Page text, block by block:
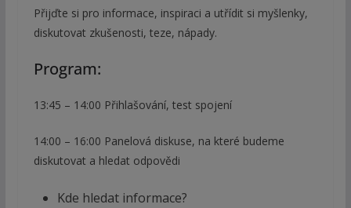
Přijďte si pro informace, inspiraci a utřídit si myšlenky,
diskutovat zkušenosti, teze, nápady.
Program:
13:45 – 14:00 Přihlašování, test spojení
14:00 – 16:00 Panelová diskuse, na které budeme
diskutovat a hledat odpovědi
Kde hledat informace?